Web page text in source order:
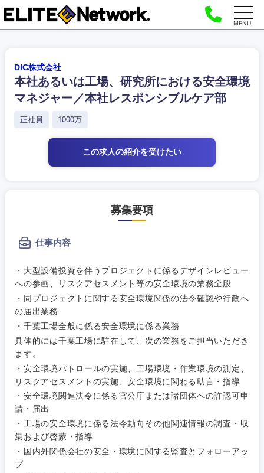
MENU
DIC株式会社
本社あるいは工場、研究所における安全環境
マネジャー／本社レスポンシブルケア部
正社員 1000万
この求人の紹介を受けたい
募集要項
仕事内容
・大型設備投資を伴うプロジェクトに係るデザインレビュー
への参画、リスクアセスメント等の安全環境の業務全般
・同プロジェクトに関する安全環境関係の法令確認や行政へ
の届出業務
・千葉工場全般に係る安全環境に係る業務
具体的には千葉工場に駐在して、次の業務をご担当いただき
ます。
・安全環境パトロールの実施、工場環境・作業環境の測定、
リスクアセスメントの実施、安全環境に関わる助言・指導
・安全環境関連法令に係る官公庁または諸団体への許認可申
請・届出
・工場の安全環境に係る法令動向その他関連情報の調査・収
集および啓蒙・指導
・国内外関係会社の安全・環境に関する監査とフォローアッ
プ
ご希望の職種を選択してください
経営企
画・事業
企画
経営ボー
ド
すべての経営企画・事業企
画
ご希望の職種を選択してください
経営企画・事業企画
経営ボード
管理
ご希望の業界を選択してください
商社・卸
自動車・機械・船舶
ご希望の勤務地を選択してください
北海道・東北地方
秋田県 岩手県
ご希望条件を入力ください
希望年収
推奨年齢